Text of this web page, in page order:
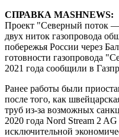
СПРАВКА MASHNEWS:
Проект "Северный поток —
двух ниток газопровода
побережья России через
готовности газопровода
2021 года сообщили в
Ранее работы были
после того, как
труб из-за возможных
2020 года Nord Stream 2
исключительной